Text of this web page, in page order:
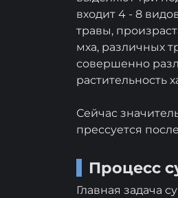
входит 4 - 8
травы,
мха, различных
совершенно
растительность
Сейчас
прессуется
Процесс
Главная задача